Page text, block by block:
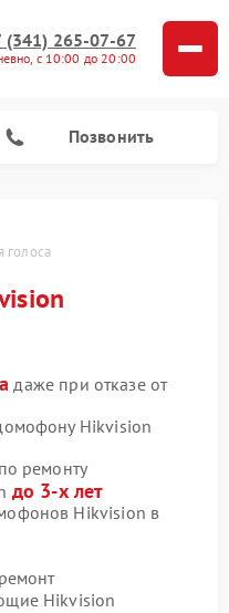
(341) 265-07-67
с 10:00 до 20:00
Позвонить
голоса
даже при отказе от
Hikvision
ремонту
до 3-х лет
Hikvision в
Hikvision